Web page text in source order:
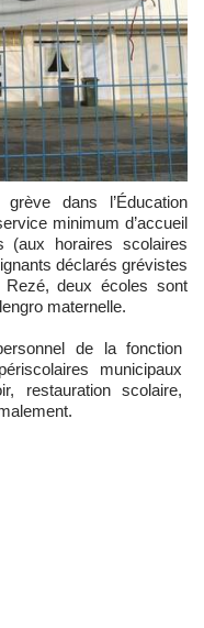
dans l’Éducation
minimum d’accueil
horaires scolaires
déclarés grévistes
Rezé, deux écoles sont
maternelle.
de la fonction
municipaux
restauration scolaire,